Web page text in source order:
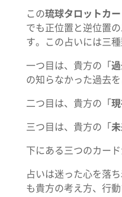
この琉球タロットカー
でも正位置と逆位置
す。この占いには三
一つ目は、貴方の「
の知らなかった過去
二つ目は、貴方の「
三つ目は、貴方の「
下にある三つのカー
占いは迷った心を落
も貴方の考え方、行動